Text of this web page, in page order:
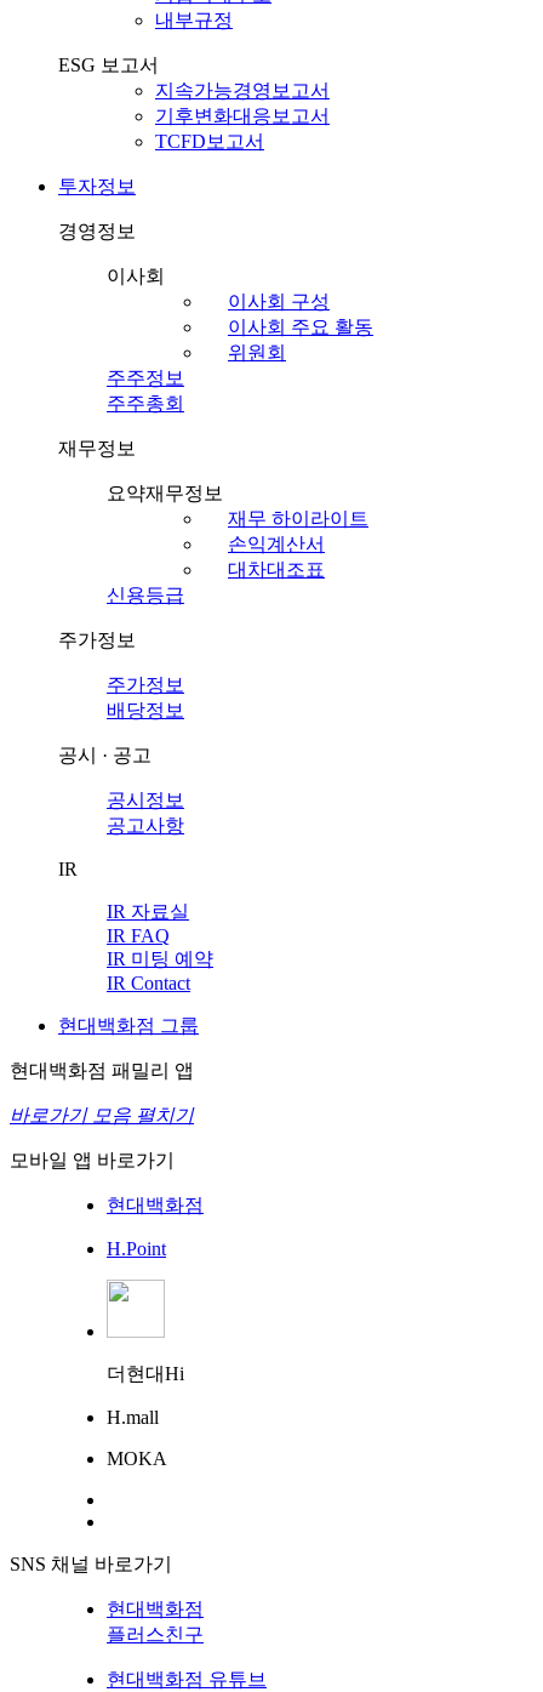
내부규정
ESG 보고서
지속가능경영보고서
기후변화대응보고서
TCFD보고서
투자정보
경영정보
이사회
이사회 구성
이사회 주요 활동
위원회
주주정보
주주총회
재무정보
요약재무정보
재무 하이라이트
손익계산서
대차대조표
신용등급
주가정보
주가정보
배당정보
공시 · 공고
공시정보
공고사항
IR
IR 자료실
IR FAQ
IR 미팅 예약
IR Contact
현대백화점 그룹
현대백화점 패밀리 앱
바로가기 모음 펼치기
모바일 앱 바로가기
현대백화점
H.Point
더현대Hi
H.mall
MOKA
SNS 채널 바로가기
현대백화점
플러스친구
현대백화점 유튜브